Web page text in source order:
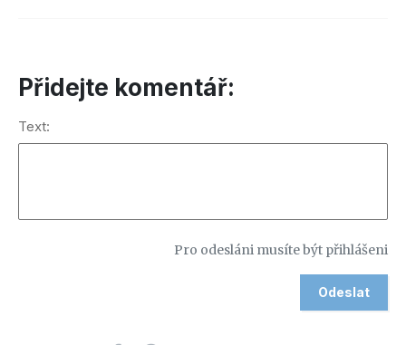
Přidejte komentář:
Text:
Pro odesláni musíte být přihlášeni